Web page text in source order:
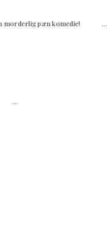
en morderlig pæn komedie! …
…